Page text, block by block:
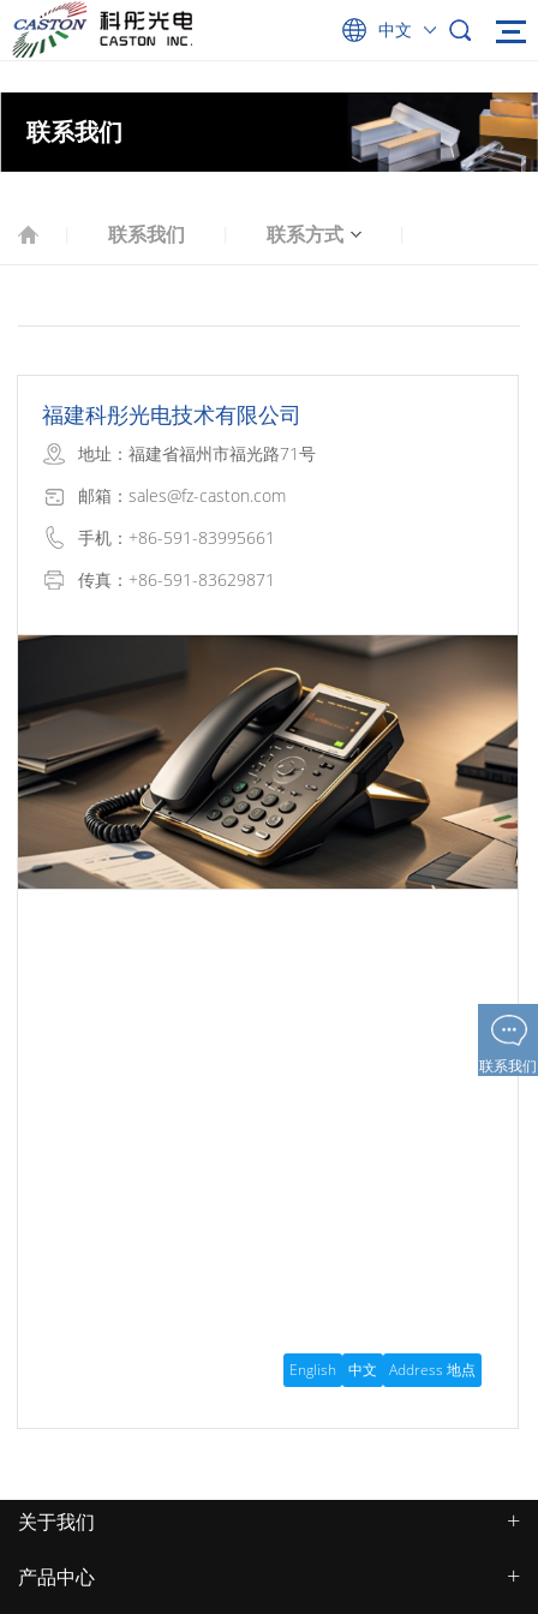
中文
联系我们
联系我们 联系方式
福建科彤光电技术有限公司
地址：福建省福州市福光路71号
邮箱：sales@fz-caston.com
手机：+86-591-83995661
传真：+86-591-83629871
联系我们
关于我们
产品中心